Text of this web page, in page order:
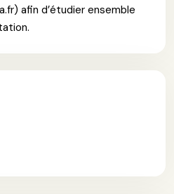
afin d’étudier ensemble